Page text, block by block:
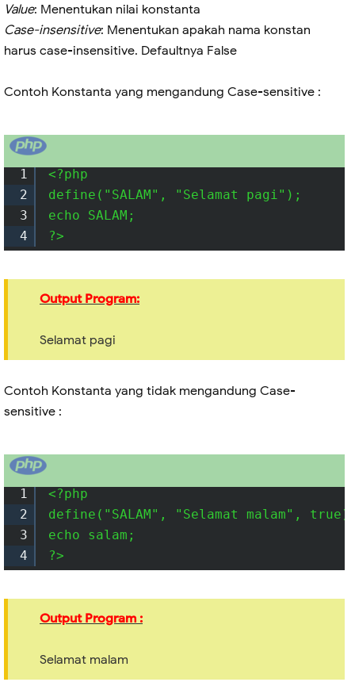
Value: Menentukan nilai konstanta
Case-insensitive: Menentukan apakah nama konstan
harus case-insensitive. Defaultnya False
Contoh Konstanta yang mengandung Case-sensitive :
1
2
3
4
<?php
define("SALAM", "Selamat pagi");
echo SALAM;
?>
Output Program:
Selamat pagi
Contoh Konstanta yang tidak mengandung Case-
sensitive :
1
2
3
4
<?php
define("SALAM", "Selamat malam",
echo salam;
?>
Output Program :
Selamat malam